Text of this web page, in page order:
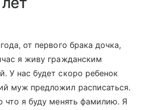
от первого брака дочка,
я живу гражданским
У нас будет скоро ребенок
муж предложил расписаться.
что я буду менять фамилию. Я